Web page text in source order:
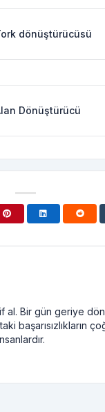
dönüştürücüsü
Dönüştürücü
Bir gün geriye
başarısızlıkların